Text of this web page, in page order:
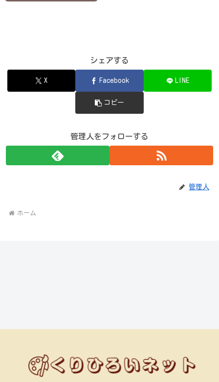
シェアする
X Facebook LINE
コピー
管理人をフォローする
管理人
ホーム